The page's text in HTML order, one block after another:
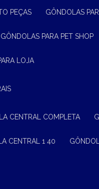
PEÇAS GÔNDOLAS
GÔNDOLAS PARA PET SHOP
LOJA
CENTRAL COMPLETA
CENTRAL 1 40